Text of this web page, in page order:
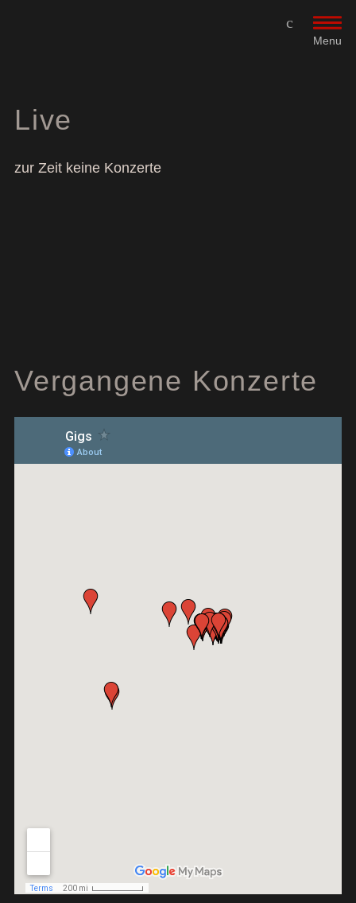
Menu
Live
zur Zeit keine Konzerte
Vergangene Konzerte